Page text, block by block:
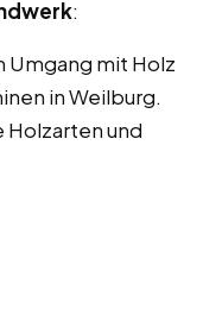
:
Umgang mit Holz
in Weilburg.
Holzarten und